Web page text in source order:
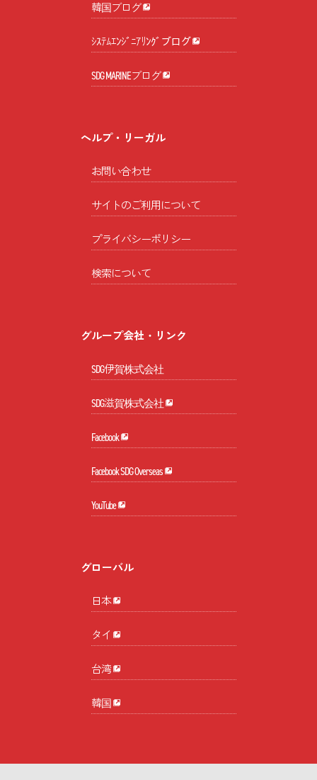
韓国ブログ
ｼｽﾃﾑｴﾝｼﾞﾆｱﾘﾝｸﾞブログ
SDG MARINEブログ
ヘルプ・リーガル
お問い合わせ
サイトのご利用について
プライバシーポリシー
検索について
グループ会社・リンク
SDG伊賀株式会社
SDG滋賀株式会社
Facebook
Facebook SDG Overseas
YouTube
グローバル
日本
タイ
台湾
韓国